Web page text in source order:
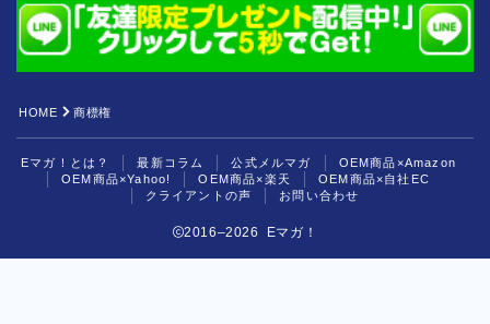
HOME 商標権
Eマガ！とは？ 最新コラム 公式メルマガ
OEM商品×Amazon
OEM商品×Yahoo!
OEM商品×楽天
OEM商品×自社EC
クライアントの声
お問い合わせ
2016–2026 Eマガ！